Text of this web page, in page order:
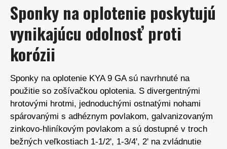
Sponky na oplotenie poskytujú
vynikajúcu odolnosť proti
korózii
Sponky na oplotenie KYA 9 GA sú navrhnuté na
použitie so zošívačkou oplotenia. S divergentnými
hrotovými hrotmi, jednoduchými ostnatými nohami
spárovanými s adhéznym povlakom, galvanizovaným
zinkovo-hliníkovým povlakom a sú dostupné v troch
bežných veľkostiach 1-1/2', 1-3/4', 2' na zvládnutie